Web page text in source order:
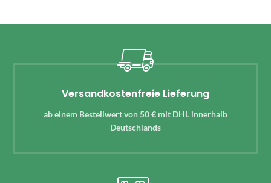
Versandkostenfreie Lieferung
ab einem Bestellwert von 50 € mit DHL innerhalb
Deutschlands